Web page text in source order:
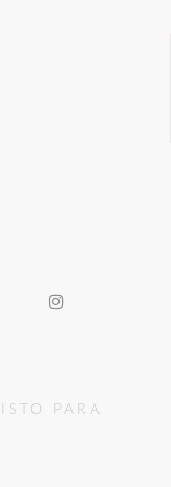
PARA